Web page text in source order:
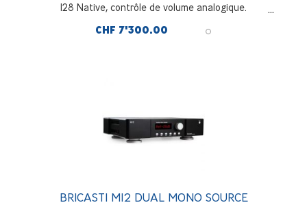
128 Native, contrôle de volume analogique.
CHF 7'300.00
BRICASTI M12 DUAL MONO SOURCE